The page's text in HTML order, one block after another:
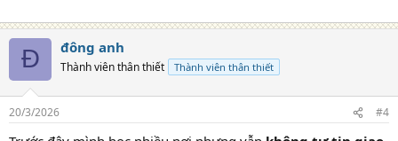
Đ đông anh
Thành viên thân thiết Thành viên thân thiết
20/3/2026 #4